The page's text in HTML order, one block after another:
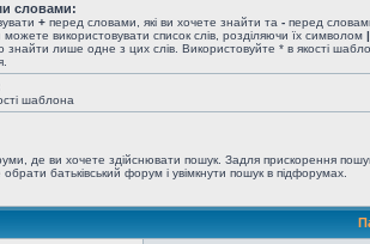
словами:
+ перед словами, які ви хочете знайти та - перед
використовувати список слів, розділяючи їх символом |
знайти лише одне з цих слів. Використовуйте * в якості
шаблона
де ви хочете здійснювати пошук. Задля прискорення
батьківський форум і увімкнути пошук в підфорумах.